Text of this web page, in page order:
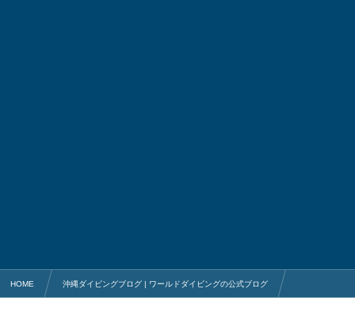
HOME 沖縄ダイビングブログ | ワールドダイビングの公式ブログ